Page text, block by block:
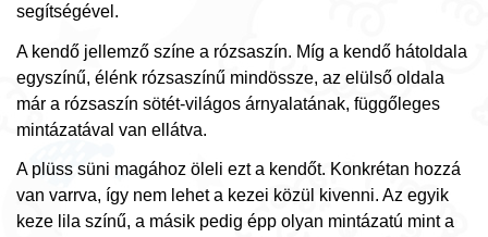
segítségével.
A kendő jellemző színe a rózsaszín. Míg a kendő hátoldala
egyszínű, élénk rózsaszínű mindössze, az elülső oldala
már a rózsaszín sötét-világos árnyalatának, függőleges
mintázatával van ellátva.
A plüss süni magához öleli ezt a kendőt. Konkrétan hozzá
van varrva, így nem lehet a kezei közül kivenni. Az egyik
keze lila színű, a másik pedig épp olyan mintázatú mint a